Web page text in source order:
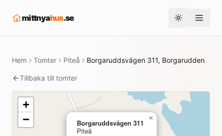
mittnyahus.se Toggle theme
Hem Tomter Piteå Borgaruddsvägen 311, Borgarudden
Tillbaka till tomter
Borgaruddsvägen 311
Piteå
×
+
−